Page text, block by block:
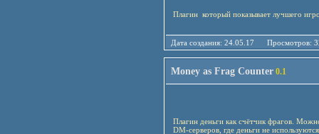
Плагин который показывает лучшего
Дата создания: 24.05.17
Money as Frag Counter 0.1
Плагин деньги как счётчик фрагов.
DM-серверов, где деньги не